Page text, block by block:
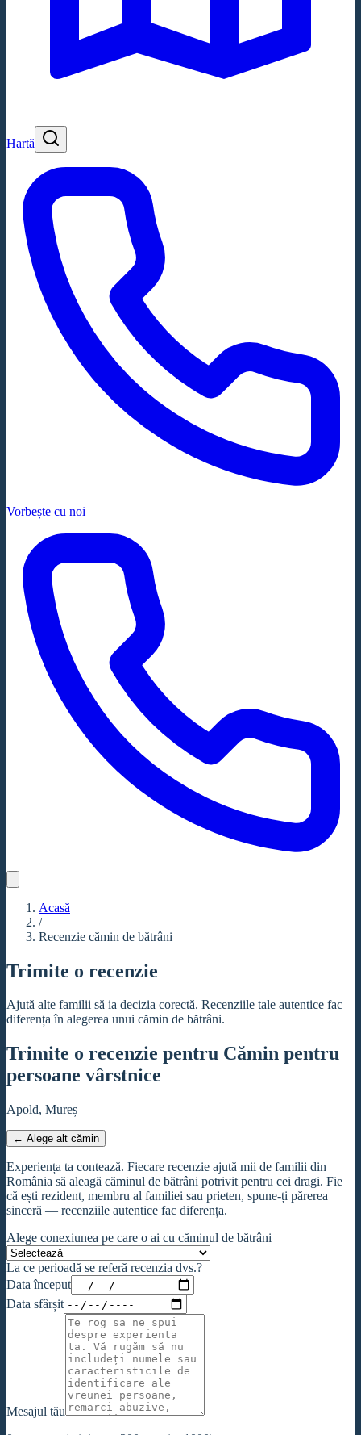
Hartă
Vorbește cu noi
Acasă
/
Recenzie cămin de bătrâni
Trimite o recenzie
Ajută alte familii să ia decizia corectă. Recenziile tale autentice fac
diferența în alegerea unui cămin de bătrâni.
Trimite o recenzie pentru Cămin pentru
persoane vârstnice
Apold, Mureș
← Alege alt cămin
Experiența ta contează. Fiecare recenzie ajută mii de familii din
România să aleagă căminul de bătrâni potrivit pentru cei dragi. Fie
că ești rezident, membru al familiei sau prieten, spune-ți părerea
sinceră — recenziile autentice fac diferența.
Alege conexiunea pe care o ai cu căminul de bătrâni
La ce perioadă se referă recenzia dvs.?
Data început
Data sfârșit
Mesajul tău